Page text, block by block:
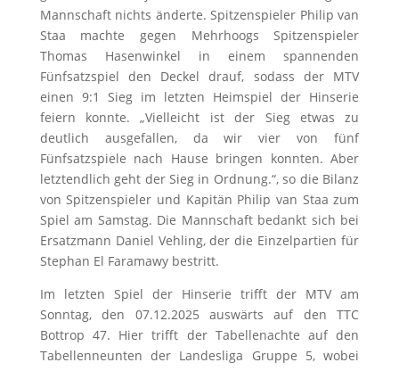
Mannschaft nichts änderte. Spitzenspieler Philip van
Staa machte gegen Mehrhoogs Spitzenspieler
Thomas Hasenwinkel in einem spannenden
Fünfsatzspiel den Deckel drauf, sodass der MTV
einen 9:1 Sieg im letzten Heimspiel der Hinserie
feiern konnte. „Vielleicht ist der Sieg etwas zu
deutlich ausgefallen, da wir vier von fünf
Fünfsatzspiele nach Hause bringen konnten. Aber
letztendlich geht der Sieg in Ordnung.“, so die Bilanz
von Spitzenspieler und Kapitän Philip van Staa zum
Spiel am Samstag. Die Mannschaft bedankt sich bei
Ersatzmann Daniel Vehling, der die Einzelpartien für
Stephan El Faramawy bestritt.
Im letzten Spiel der Hinserie trifft der MTV am
Sonntag, den 07.12.2025 auswärts auf den TTC
Bottrop 47. Hier trifft der Tabellenachte auf den
Tabellenneunten der Landesliga Gruppe 5, wobei